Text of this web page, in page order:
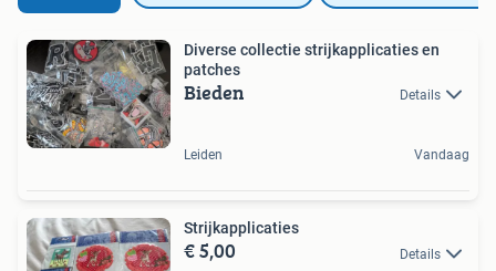
Diverse collectie strijkapplicaties en
patches
Bieden Details
Leiden Vandaag
Strijkapplicaties
€ 5,00 Details